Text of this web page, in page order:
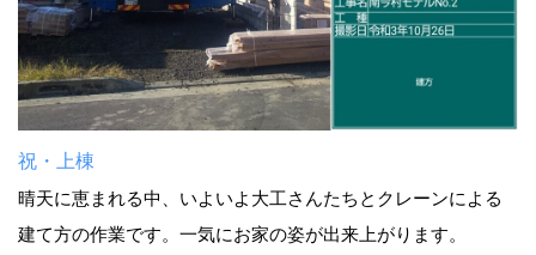
祝・上棟
晴天に恵まれる中、いよいよ大工さんたちとクレーンによる
建て方の作業です。一気にお家の姿が出来上がります。